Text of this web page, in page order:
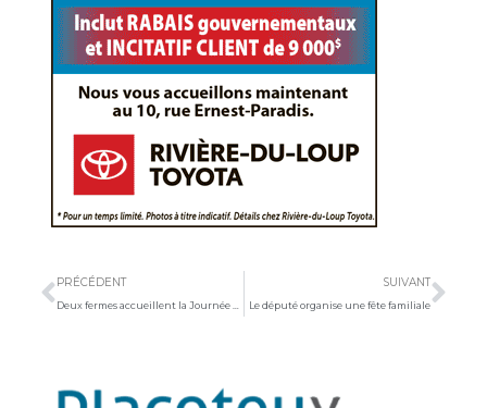
PRÉCÉDENT SUIVANT
Le député organise une fête familiale